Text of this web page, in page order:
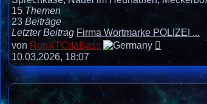
15 Themen
23 Beiträge
Letzter Beitrag Firma Wortmarke POLIZEI ...
von RonXTCdaBass
Beitrag
10.03.2026, 18:07